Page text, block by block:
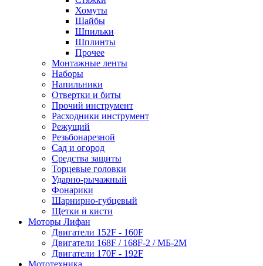
Хомуты
Шайбы
Шпильки
Шплинты
Прочее
Монтажные ленты
Наборы
Напильники
Отвертки и биты
Прочий инструмент
Расходники инструмент
Режущий
Резьбонарезной
Сад и огород
Средства защиты
Торцевые головки
Ударно-рычажный
Фонарики
Шарнирно-губцевый
Щетки и кисти
Моторы Лифан
Двигатели 152F - 160F
Двигатели 168F / 168F-2 / МБ-2М
Двигатели 170F - 192F
Мототехника